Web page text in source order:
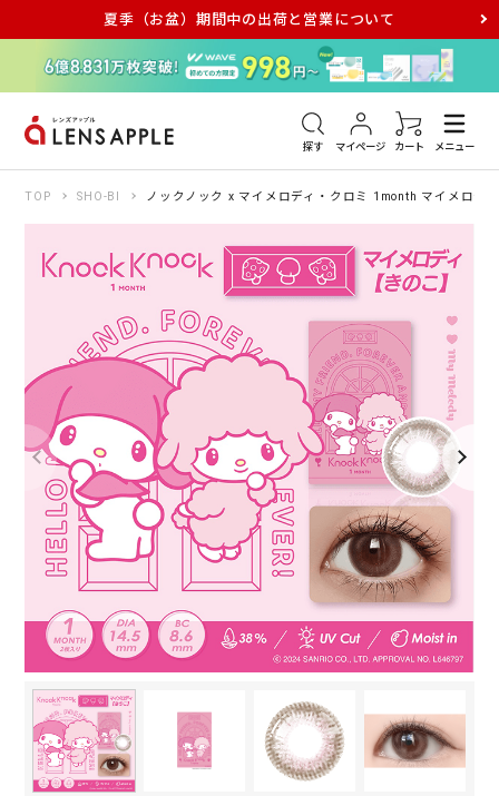
夏季（お盆）期間中の出荷と営業について
探す マイページ カート メニュー
アキュビュー メダリスト メガネ
TOP SHO-BI ノックノック x マイメロディ・クロミ 1month マイメロデ